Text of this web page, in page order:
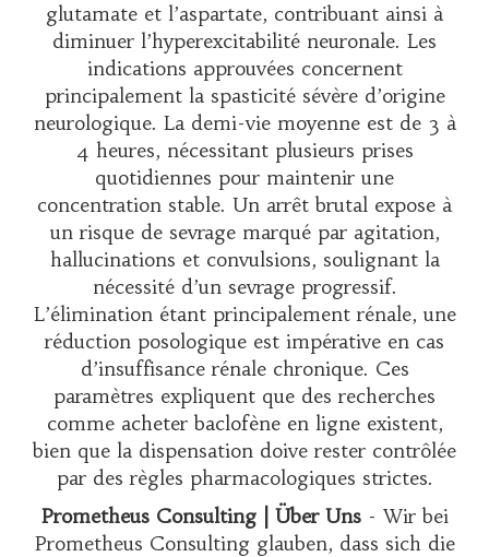
glutamate et l’aspartate, contribuant ainsi à
diminuer l’hyperexcitabilité neuronale. Les
indications approuvées concernent
principalement la spasticité sévère d’origine
neurologique. La demi-vie moyenne est de 3 à
4 heures, nécessitant plusieurs prises
quotidiennes pour maintenir une
concentration stable. Un arrêt brutal expose à
un risque de sevrage marqué par agitation,
hallucinations et convulsions, soulignant la
nécessité d’un sevrage progressif.
L’élimination étant principalement rénale, une
réduction posologique est impérative en cas
d’insuffisance rénale chronique. Ces
paramètres expliquent que des recherches
comme acheter baclofène en ligneexistent,
bien que la dispensation doive rester contrôlée
par des règles pharmacologiques strictes.
Prometheus Consulting | Über Uns- Wir bei
Prometheus Consulting glauben, dass sich die